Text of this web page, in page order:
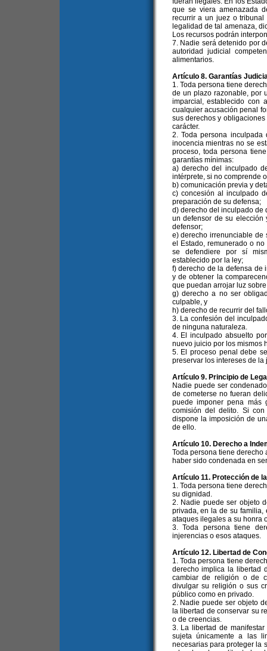
que se viera amenazada
recurrir a un juez o
legalidad de tal amenaza,
Los recursos podrán
7. Nadie será detenido por
autoridad judicial
alimentarios.
Artículo 8. Garantías
1. Toda persona tiene
de un plazo razonable, por
imparcial, establecido con
cualquier acusación penal
sus derechos y
carácter.
2. Toda persona
inocencia mientras no se
proceso, toda persona
garantías mínimas:
a) derecho del inculpado
intérprete, si no comprende
b) comunicación previa y
c) concesión al inculpado
preparación de su defensa;
d) derecho del inculpado de
un defensor de su elección
defensor;
e) derecho irrenunciable de
el Estado, remunerado o
se defendiere por sí
establecido por la ley;
f) derecho de la defensa de
y de obtener la
que puedan arrojar luz
g) derecho a no ser
culpable, y
h) derecho de recurrir del
3. La confesión del
de ninguna naturaleza.
4. El inculpado absuelto
nuevo juicio por los mismos
5. El proceso penal debe
preservar los intereses de la
Artículo 9. Principio de
Nadie puede ser
de cometerse no fueran
puede imponer pena
comisión del delito. Si
dispone la imposición de
de ello.
Artículo 10. Derecho a
Toda persona tiene
haber sido condenada en
Artículo 11. Protección de
1. Toda persona tiene
su dignidad.
2. Nadie puede ser objeto
privada, en la de su
ataques ilegales a su honra
3. Toda persona tiene
injerencias o esos ataques.
Artículo 12. Libertad de
1. Toda persona tiene
derecho implica la libertad
cambiar de religión o de
divulgar su religión o sus
público como en privado.
2. Nadie puede ser objeto
la libertad de conservar su
o de creencias.
3. La libertad de
sujeta únicamente a las
necesarias para proteger la